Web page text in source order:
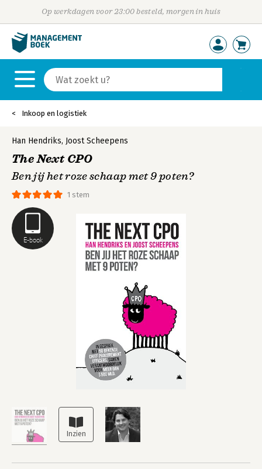
Op werkdagen voor 23:00 besteld, morgen in huis
Inkoop en logistiek
E-book
1 stem
Han Hendriks, Joost Scheepens
The Next CPO
Ben jij het roze schaap met 9 poten?